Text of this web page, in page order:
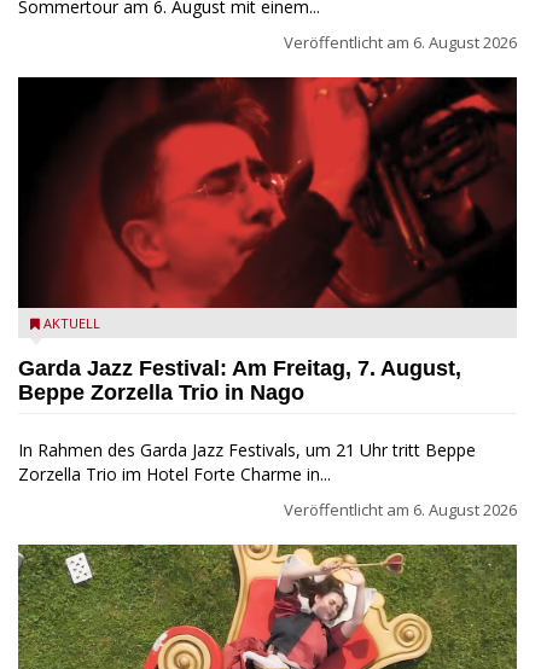
Sommertour am 6. August mit einem...
Veröffentlicht am 6. August 2026
Beppe Zorzella Trio zu Gast beim Garda Jazz Festival
AKTUELL
Garda Jazz Festival: Am Freitag, 7. August,
Beppe Zorzella Trio in Nago
In Rahmen des Garda Jazz Festivals, um 21 Uhr tritt Beppe
Zorzella Trio im Hotel Forte Charme in...
Veröffentlicht am 6. August 2026